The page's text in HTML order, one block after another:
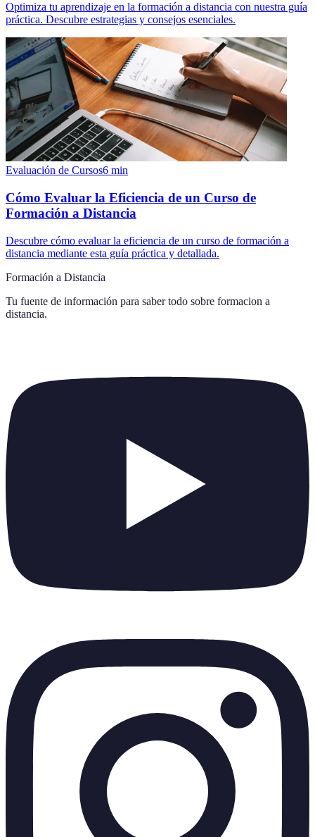
Optimiza tu aprendizaje en la formación a distancia con nuestra guía
práctica. Descubre estrategias y consejos esenciales.
Evaluación de Cursos6 min
Cómo Evaluar la Eficiencia de un Curso de
Formación a Distancia
Descubre cómo evaluar la eficiencia de un curso de formación a
distancia mediante esta guía práctica y detallada.
Formación a Distancia
Tu fuente de información para saber todo sobre formacion a
distancia.